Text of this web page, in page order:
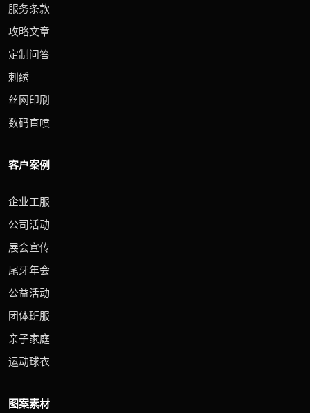
服务条款
攻略文章
定制问答
刺绣
丝网印刷
数码直喷
客户案例
企业工服
公司活动
展会宣传
尾牙年会
公益活动
团体班服
亲子家庭
运动球衣
图案素材